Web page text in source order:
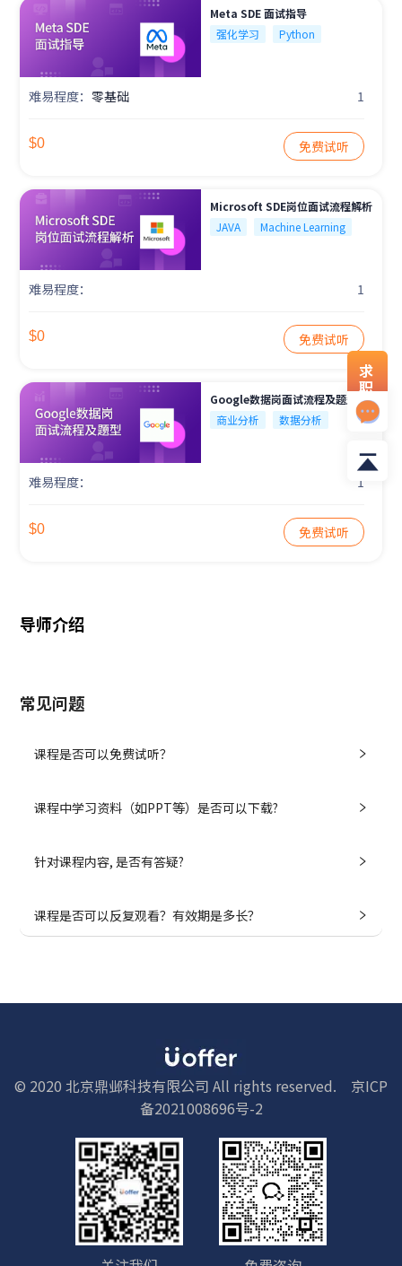
Meta SDE 面试指导
强化学习
Python
难易程度：零基础 1
$0 免费试听
Microsoft SDE岗位面试流程解析
JAVA
Machine Learning
难易程度： 1
$0 免费试听
Google数据岗面试流程及题型
商业分析
数据分析
难易程度： 1
$0 免费试听
导师介绍
常见问题
课程是否可以免费试听？
课程中学习资料（如PPT等）是否可以下载?
针对课程内容, 是否有答疑?
课程是否可以反复观看？有效期是多长？
求
职
资
料
© 2020 北京鼎邺科技有限公司 All rights reserved.
京ICP
备2021008696号-2